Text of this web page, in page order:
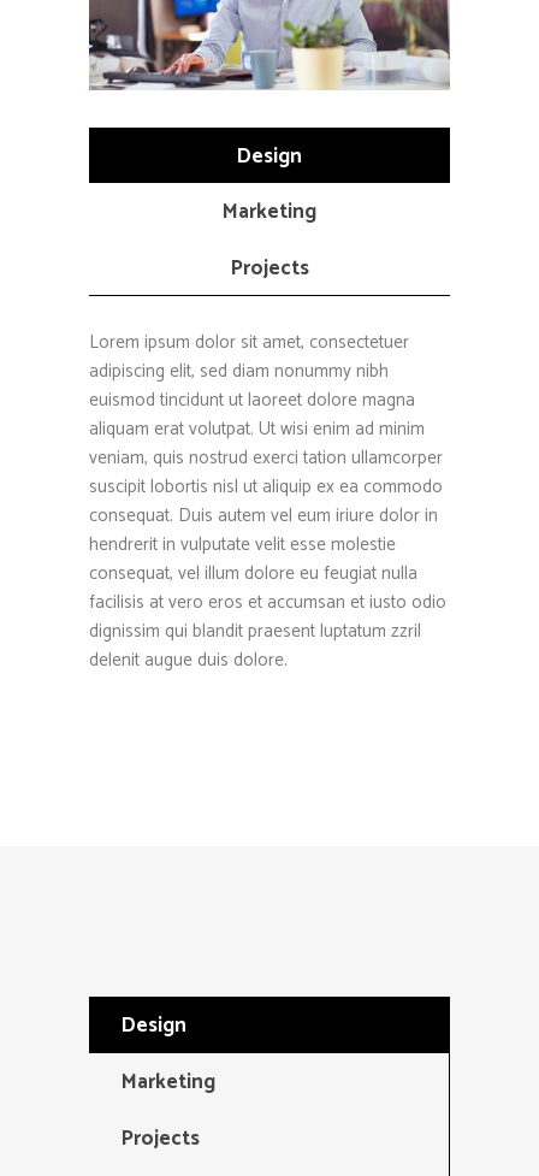
Design
Marketing
Projects
Lorem ipsum dolor sit amet, consectetuer
adipiscing elit, sed diam nonummy nibh
euismod tincidunt ut laoreet dolore magna
aliquam erat volutpat. Ut wisi enim ad minim
veniam, quis nostrud exerci tation ullamcorper
suscipit lobortis nisl ut aliquip ex ea commodo
consequat. Duis autem vel eum iriure dolor in
hendrerit in vulputate velit esse molestie
consequat, vel illum dolore eu feugiat nulla
facilisis at vero eros et accumsan et iusto odio
dignissim qui blandit praesent luptatum zzril
delenit augue duis dolore.
Design
Marketing
Projects